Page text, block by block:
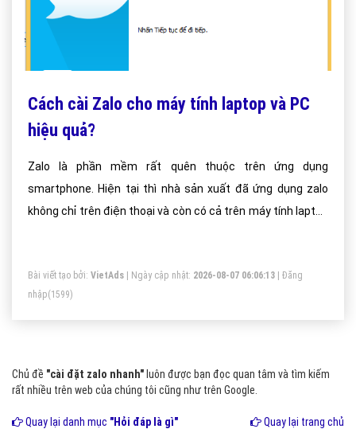
Cách cài Zalo cho máy tính laptop và PC
hiệu quả?
Zalo là phần mềm rất quên thuộc trên ứng dụng
smartphone. Hiện tại thì nhà sản xuất đã ứng dụng zalo
không chỉ trên điện thoại và còn có cả trên máy tính laptop
Bài viết tạo bởi: VietAds | Ngày cập nhật: 2026-08-07 06:06:13
Đăng
nhập(1599)
Chủ đề "cài đặt zalo nhanh" luôn được bạn đọc quan tâm và tìm kiếm
rất nhiều trên web của chúng tôi cũng như trên Google.
Quay lại danh mục "Hỏi đáp là gì" Quay lại trang chủ